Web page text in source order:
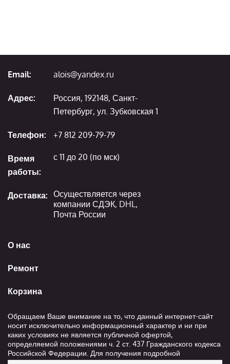
О нас
Ремонт
Корзина
Email: alois@yandex.ru
Адрес:
Россия, 192148, Санкт-
Петербург, ул. Зубковская 1
Телефон: +7 812 209-79-79
Время
работы:
с 11 до 20 (по мск)
Доставка: Осуществляется через
компании СДЭК, DHL,
Почта России
Обращаем Ваше внимание на то, что данный интернет-сайт
носит исключительно информационный характер и ни при
каких условиях не является публичной офертой,
определяемой положениями ч. 2 ст. 437 Гражданского кодекса
Российской Федерации. Для получения подробной
информации о стоимости и сроках выполнения услуг,